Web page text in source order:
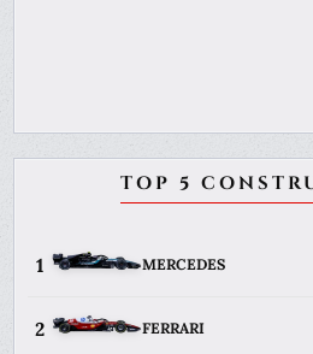
TOP 5
1 MERCEDES
2 FERRARI